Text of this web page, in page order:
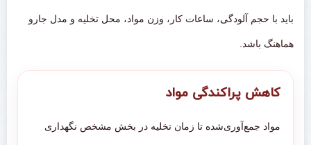
باید با حجم آلودگی، ساعات کار، وزن مواد، محل تخلیه و مدل جارو
هماهنگ باشد.
کاهش پراکندگی مواد
مواد جمع‌آوری‌شده تا زمان تخلیه در بخش مشخص نگهداری